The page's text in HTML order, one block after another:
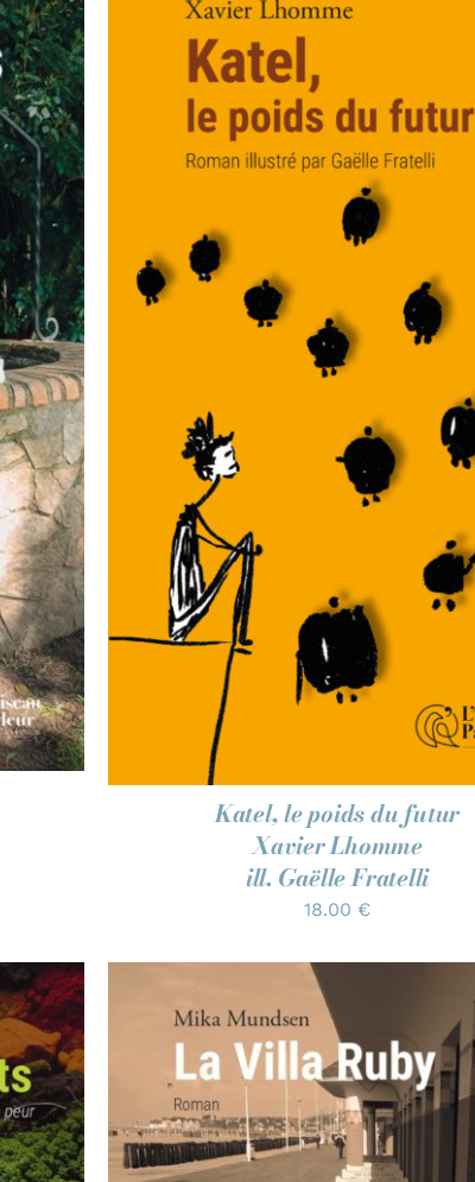
AJOUTER AU PANIER
Katel, le poids du futur
Xavier Lhomme
ill. Gaëlle Fratelli
18.00 €